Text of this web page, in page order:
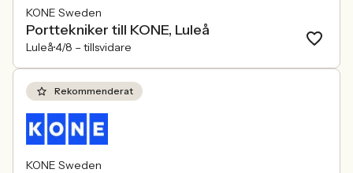
KONE Sweden
Porttekniker till KONE, Luleå
Luleå4/8 – tillsvidare
Rekommenderat
KONE Sweden